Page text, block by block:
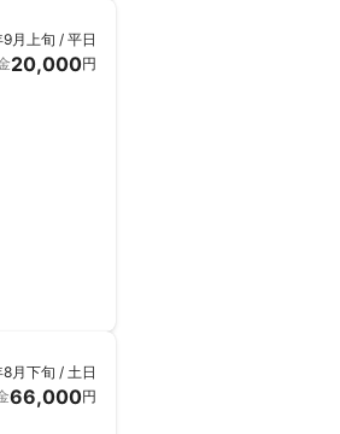
月上旬 / 平日
20,000円
月下旬 / 土日
66,000円